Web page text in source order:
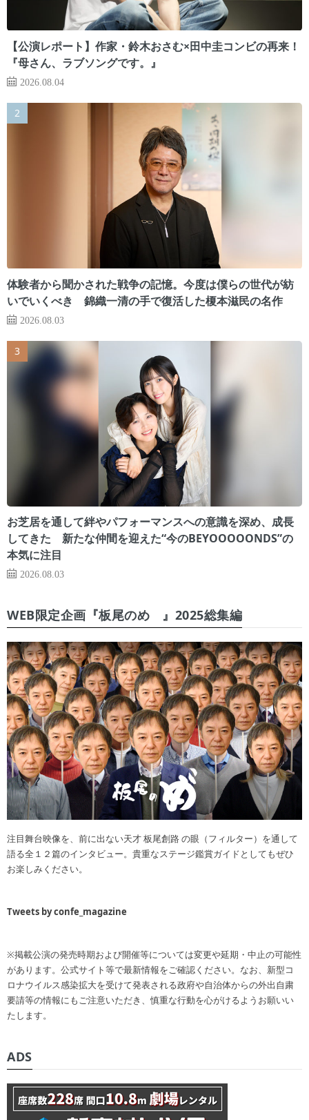
【公演レポート】作家・鈴木おさむ×田中圭コンビの再来！
『母さん、ラブソングです。』
2026.08.04
体験者から聞かされた戦争の記憶。今度は僕らの世代が紡
いでいくべき 錦織一清の手で復活した榎本滋民の名作
2026.08.03
お芝居を通して絆やパフォーマンスへの意識を深め、成長
してきた 新たな仲間を迎えた“今のBEYOOOOONDS”の
本気に注目
2026.08.03
WEB限定企画『板尾のめ゙』2025総集編
注目舞台映像を、前に出ない天才 板尾創路 の眼（フィルター）を通して
語る全１２篇のインタビュー。貴重なステージ鑑賞ガイドとしてもぜひ
お楽しみください。
Tweets by confe_magazine
※掲載公演の発売時期および開催等については変更や延期・中止の可能性
があります。公式サイト等で最新情報をご確認ください。なお、新型コ
ロナウイルス感染拡大を受けて発表される政府や自治体からの外出自粛
要請等の情報にもご注意いただき、慎重な行動を心がけるようお願いい
たします。
ADS